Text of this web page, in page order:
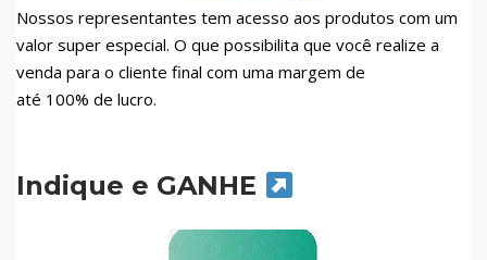
Nossos representantes tem acesso aos produtos com um
valor super especial. O que possibilita que você realize a
venda para o cliente final com uma margem de
até 100% de lucro.
Indique e GANHE